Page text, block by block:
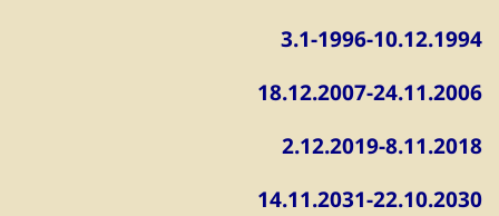
3.1-1996-10.12.1994
18.12.2007-24.11.2006
2.12.2019-8.11.2018
14.11.2031-22.10.2030